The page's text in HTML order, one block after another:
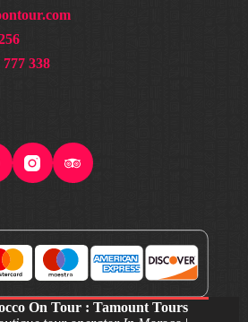
777 338
On Tour : Tamount Tours